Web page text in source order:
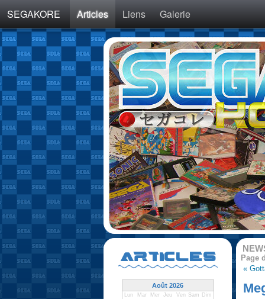
SEGAKORE Articles Liens Galerie
Page
«
ARTICLES
Août 2026
Lun Mar Mer Jeu Ven Sam Dim